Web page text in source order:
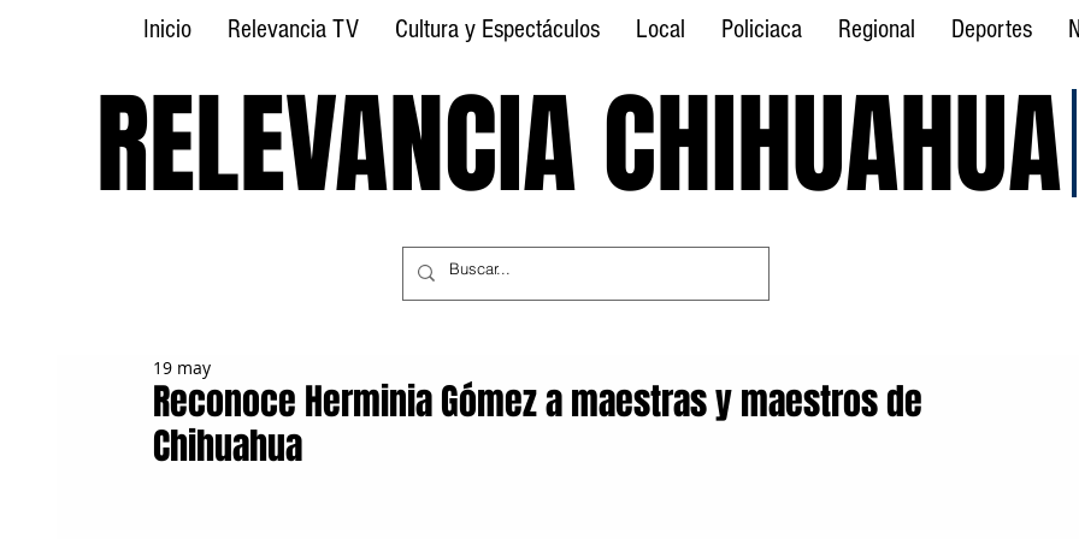
Inicio Relevancia TV Cultura y Espectáculos Local Policiaca Regional Deportes
RELEVANCIA CHIHUAHUA
RELEVANCIA CHIHUAHUA
Reconoce Herminia Gómez a maestras y maestros de
Chihuahua
19 may